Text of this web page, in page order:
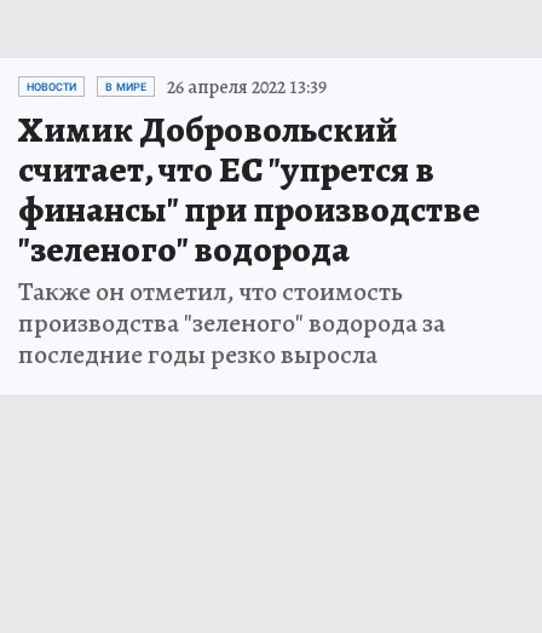
НОВОСТИ В МИРЕ 26 апреля 2022 13:39
Химик Добровольский
считает, что ЕС "упрется в
финансы" при производстве
"зеленого" водорода
Также он отметил, что стоимость
производства "зеленого" водорода за
последние годы резко выросла